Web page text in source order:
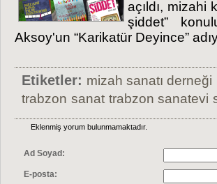
açıldı, mizahi
şiddet”
Aksoy'un “Karikatür Deyince”
Etiketler: mizah sanatı derneği
trabzon sanat trabzon sanatevi
Eklenmiş yorum bulunmamaktadır.
Ad Soyad:
E-posta: